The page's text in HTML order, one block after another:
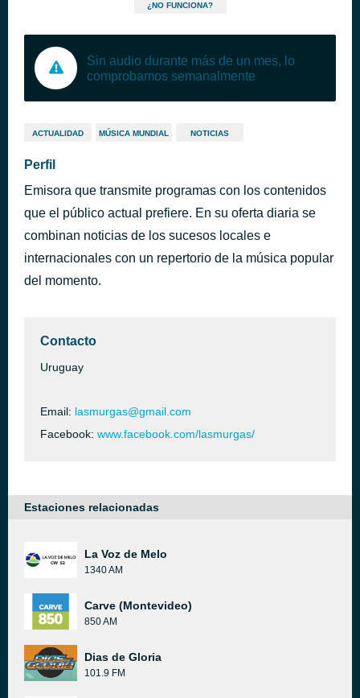
¿NO FUNCIONA?
Sin audio durante más de un mes, lo
comprobamos semanalmente
ACTUALIDAD MÚSICA MUNDIAL NOTICIAS
Perfil
Emisora que transmite programas con los contenidos
que el público actual prefiere. En su oferta diaria se
combinan noticias de los sucesos locales e
internacionales con un repertorio de la música popular
del momento.
Contacto
Uruguay
Email: lasmurgas@gmail.com
Facebook: www.facebook.com/lasmurgas/
Estaciones relacionadas
La Voz de Melo
1340 AM
Carve (Montevideo)
850 AM
Dias de Gloria
101.9 FM